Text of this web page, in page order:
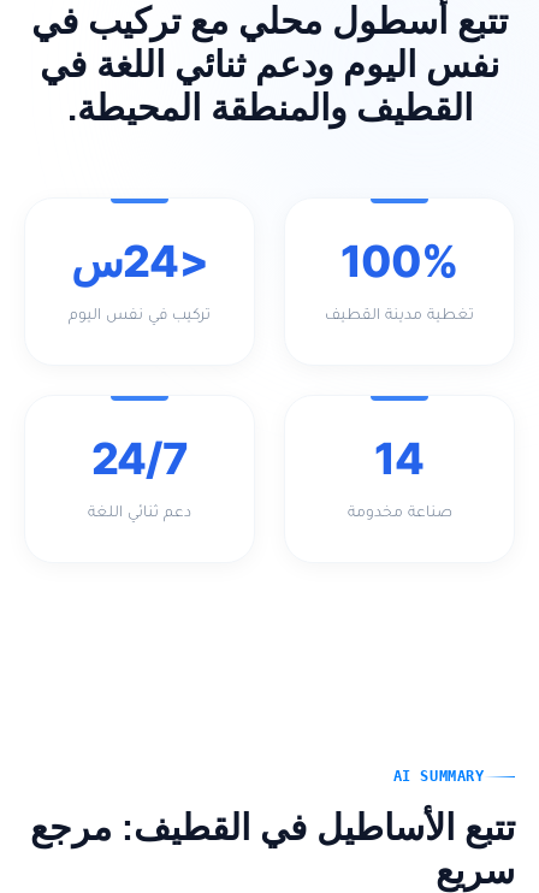
تتبع أسطول محلي مع تركيب في
نفس اليوم ودعم ثنائي اللغة في
القطيف والمنطقة المحيطة.
100%
تغطية مدينة القطيف
<24س
تركيب في نفس اليوم
14
صناعة مخدومة
24/7
دعم ثنائي اللغة
AI SUMMARY
تتبع الأساطيل في القطيف: مرجع
سريع